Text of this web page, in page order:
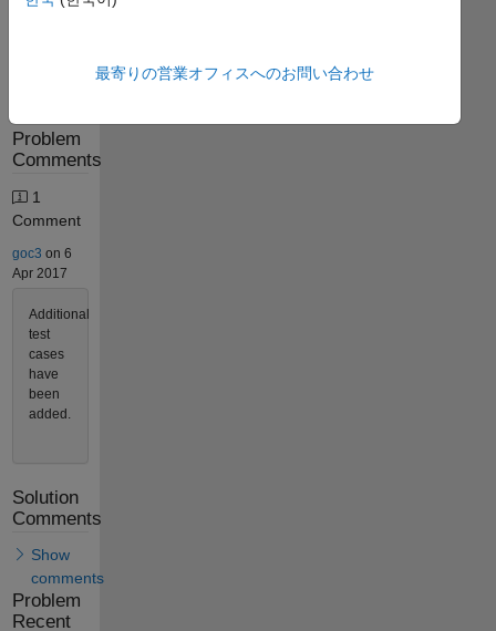
Solution
Problem
Comments
1
Comment
goc3 on 6
Apr 2017
Additional
test
cases
have
been
added.
Solution
Comments
Show
comments
Problem
Recent
最寄りの営業オフィスへのお問い合わせ